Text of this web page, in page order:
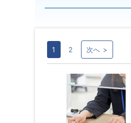
1 2 次へ >